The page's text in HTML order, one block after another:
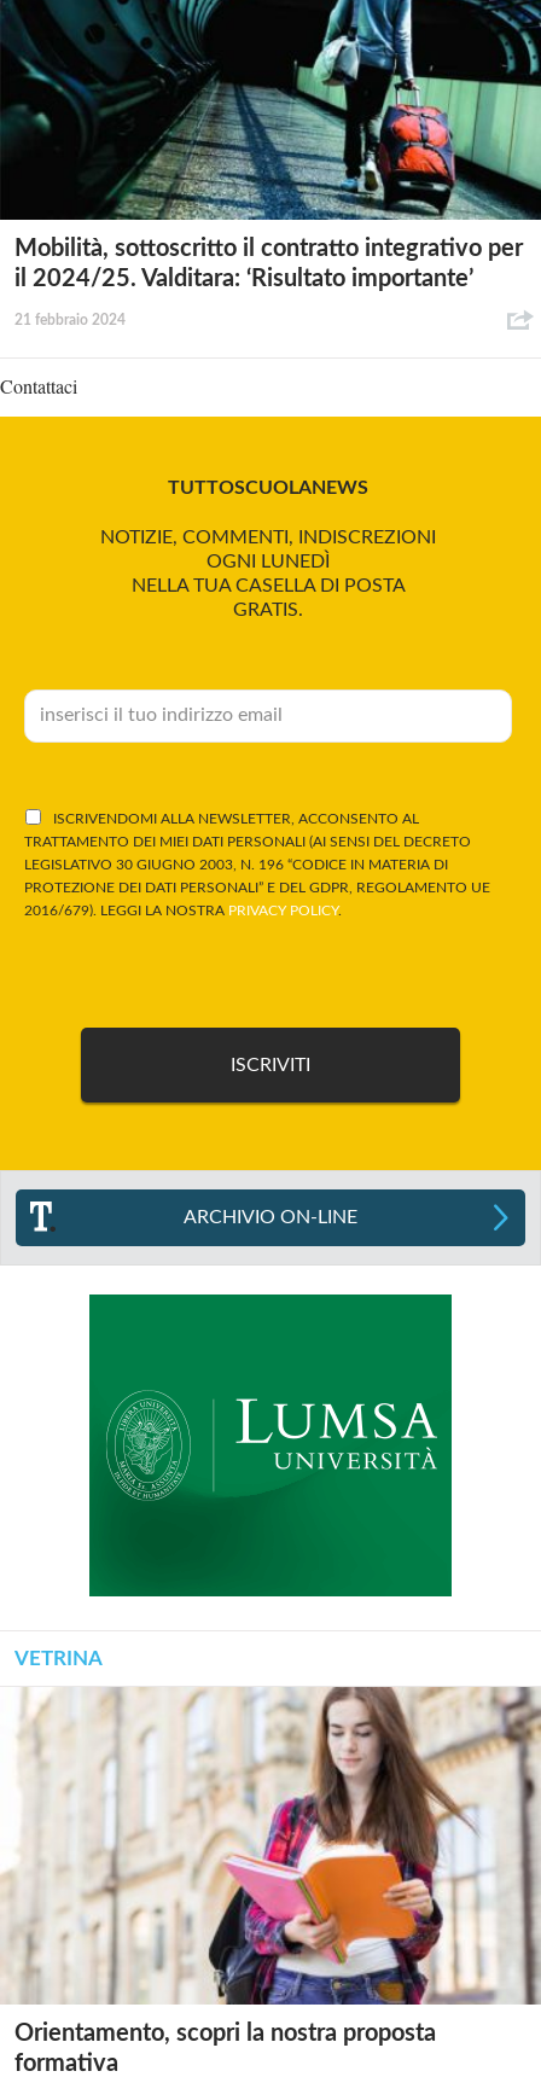
Mobilità, sottoscritto il contratto integrativo per
il 2024/25. Valditara: ‘Risultato importante’
21 febbraio 2024
Contattaci
TUTTOSCUOLANEWS
NOTIZIE, COMMENTI, INDISCREZIONI
OGNI LUNEDÌ
NELLA TUA CASELLA DI POSTA
GRATIS.
ISCRIVENDOMI ALLA NEWSLETTER, ACCONSENTO AL
TRATTAMENTO DEI MIEI DATI PERSONALI (AI SENSI DEL DECRETO
LEGISLATIVO 30 GIUGNO 2003, N. 196 “CODICE IN MATERIA DI
PROTEZIONE DEI DATI PERSONALI” E DEL GDPR, REGOLAMENTO UE
2016/679). LEGGI LA NOSTRA PRIVACY POLICY.
ARCHIVIO ON-LINE
VETRINA
Orientamento, scopri la nostra proposta
formativa